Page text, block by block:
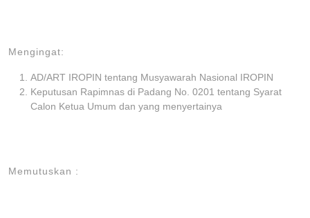
Mengingat:
AD/ART IROPIN tentang Musyawarah Nasional IROPIN
Keputusan Rapimnas di Padang No. 0201 tentang Syarat
Calon Ketua Umum dan yang menyertainya
Memutuskan :